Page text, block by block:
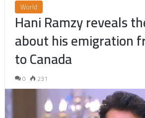
World
Hani Ramzy reveals
about his emigration
to Canada
0 231